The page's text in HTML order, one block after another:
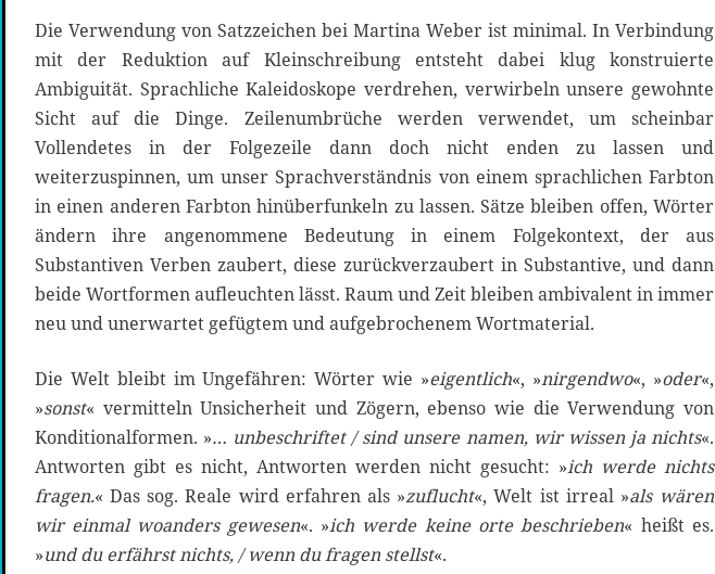
Die Verwendung von Satzzeichen bei Martina Weber ist minimal. In Verbindung
mit der Reduktion auf Kleinschreibung entsteht dabei klug konstruierte
Ambiguität. Sprachliche Kaleidoskope verdrehen, verwirbeln unsere gewohnte
Sicht auf die Dinge. Zeilenumbrüche werden verwendet, um scheinbar
Vollendetes in der Folgezeile dann doch nicht enden zu lassen und
weiterzuspinnen, um unser Sprachverständnis von einem sprachlichen Farbton
in einen anderen Farbton hinüberfunkeln zu lassen. Sätze bleiben offen, Wörter
ändern ihre angenommene Bedeutung in einem Folgekontext, der aus
Substantiven Verben zaubert, diese zurückverzaubert in Substantive, und dann
beide Wortformen aufleuchten lässt. Raum und Zeit bleiben ambivalent in immer
neu und unerwartet gefügtem und aufgebrochenem Wortmaterial.
Die Welt bleibt im Ungefähren: Wörter wie »eigentlich«, »nirgendwo«, »oder«,
»sonst« vermitteln Unsicherheit und Zögern, ebenso wie die Verwendung von
Konditionalformen. »… unbeschriftet / sind unsere namen, wir wissen ja nichts«.
Antworten gibt es nicht, Antworten werden nicht gesucht: »ich werde nichts
fragen.« Das sog. Reale wird erfahren als »zuflucht«, Welt ist irreal »als wären
wir einmal woanders gewesen«. »ich werde keine orte beschrieben« heißt es.
»und du erfährst nichts, / wenn du fragen stellst«.